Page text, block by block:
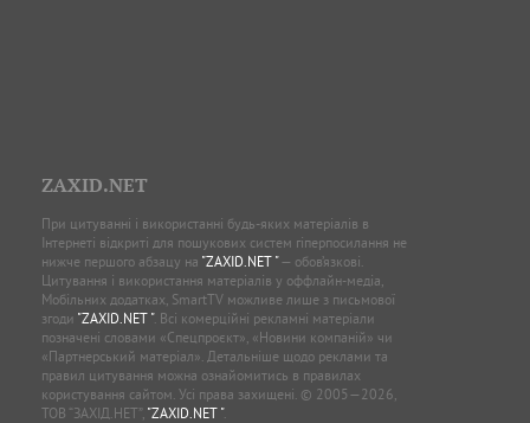
ZAXID.NET
При цитуванні і використанні будь-яких матеріалів в
Інтернеті відкриті для пошукових систем гіперпосилання не
нижче першого абзацу на "ZAXID.NET "— обов’язкові.
Цитування і використання матеріалів у оффлайн-медіа,
Мобільних додатках, SmartTV можливе лише з письмової
згоди "ZAXID.NET ". Всі комерційні рекламні матеріали
позначені словами «Спецпроєкт», «Новини компаній» чи
«Партнерський матеріал». Детальніше щодо реклами та
правил цитування можна ознайомитись в правилах
користування сайтом. Усі права захищені. © 2005—2026,
ТОВ “ЗАХІД.НЕТ”, "ZAXID.NET ".